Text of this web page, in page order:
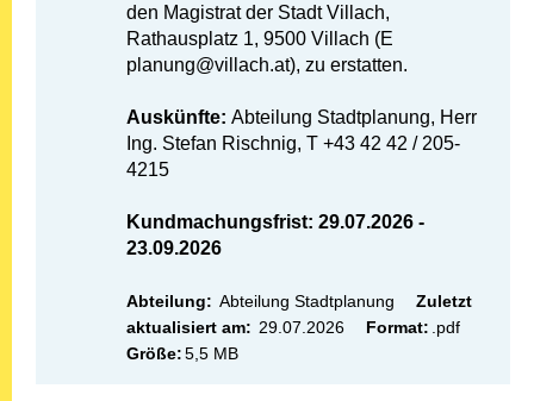
den Magistrat der Stadt Villach,
Rathausplatz 1, 9500 Villach (E
planung@villach.at), zu erstatten.
Auskünfte: Abteilung Stadtplanung, Herr
Ing. Stefan Rischnig, T +43 42 42 / 205-
4215
Kundmachungsfrist: 29.07.2026 -
23.09.2026
Abteilung: Abteilung Stadtplanung
Zuletzt
aktualisiert am: 29.07.2026 Format: .pdf
Größe: 5,5 MB